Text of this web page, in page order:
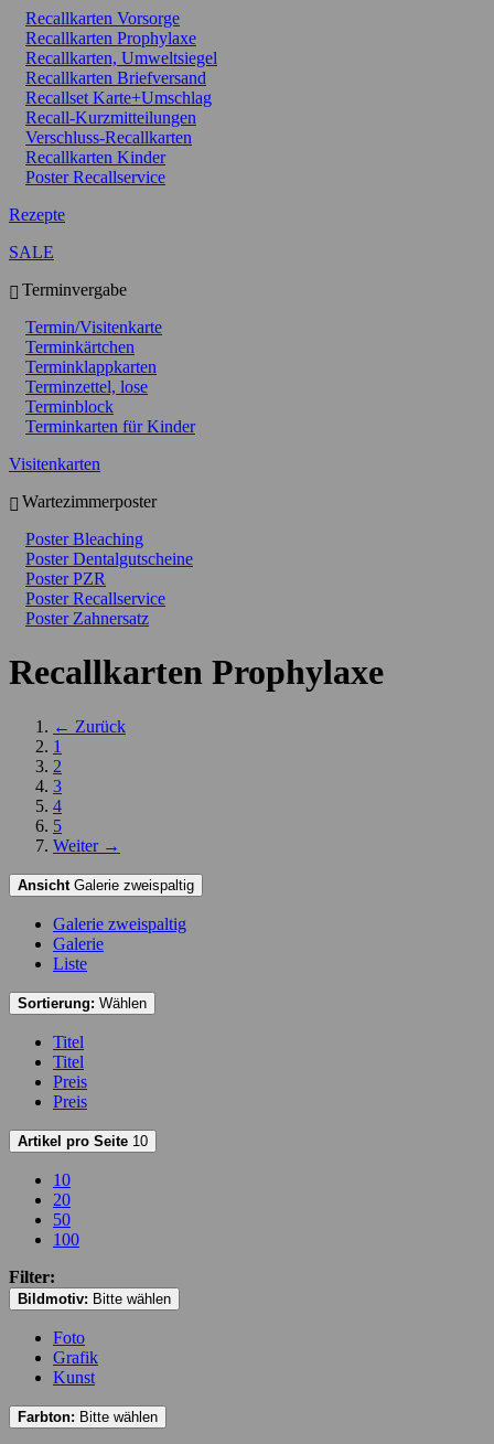
Recallkarten Vorsorge
Recallkarten Prophylaxe
Recallkarten, Umweltsiegel
Recallkarten Briefversand
Recallset Karte+Umschlag
Recall-Kurzmitteilungen
Verschluss-Recallkarten
Recallkarten Kinder
Poster Recallservice
Rezepte
SALE
Terminvergabe
Termin/Visitenkarte
Terminkärtchen
Terminklappkarten
Terminzettel, lose
Terminblock
Terminkarten für Kinder
Visitenkarten
Wartezimmerposter
Poster Bleaching
Poster Dentalgutscheine
Poster PZR
Poster Recallservice
Poster Zahnersatz
Recallkarten Prophylaxe
← Zurück
1
2
3
4
5
Weiter →
Ansicht Galerie zweispaltig
Galerie zweispaltig
Galerie
Liste
Sortierung: Wählen
Titel
Titel
Preis
Preis
Artikel pro Seite 10
10
20
50
100
Filter:
Bildmotiv: Bitte wählen
Foto
Grafik
Kunst
Farbton: Bitte wählen